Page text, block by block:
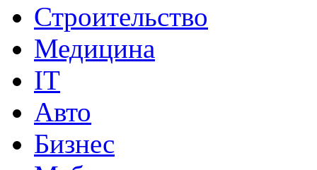
Строительство
Медицина
IT
Авто
Бизнес